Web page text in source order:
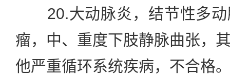
20.大动脉炎，结节性多动
瘤，中、重度下肢静脉曲张，
他严重循环系统疾病，不合格